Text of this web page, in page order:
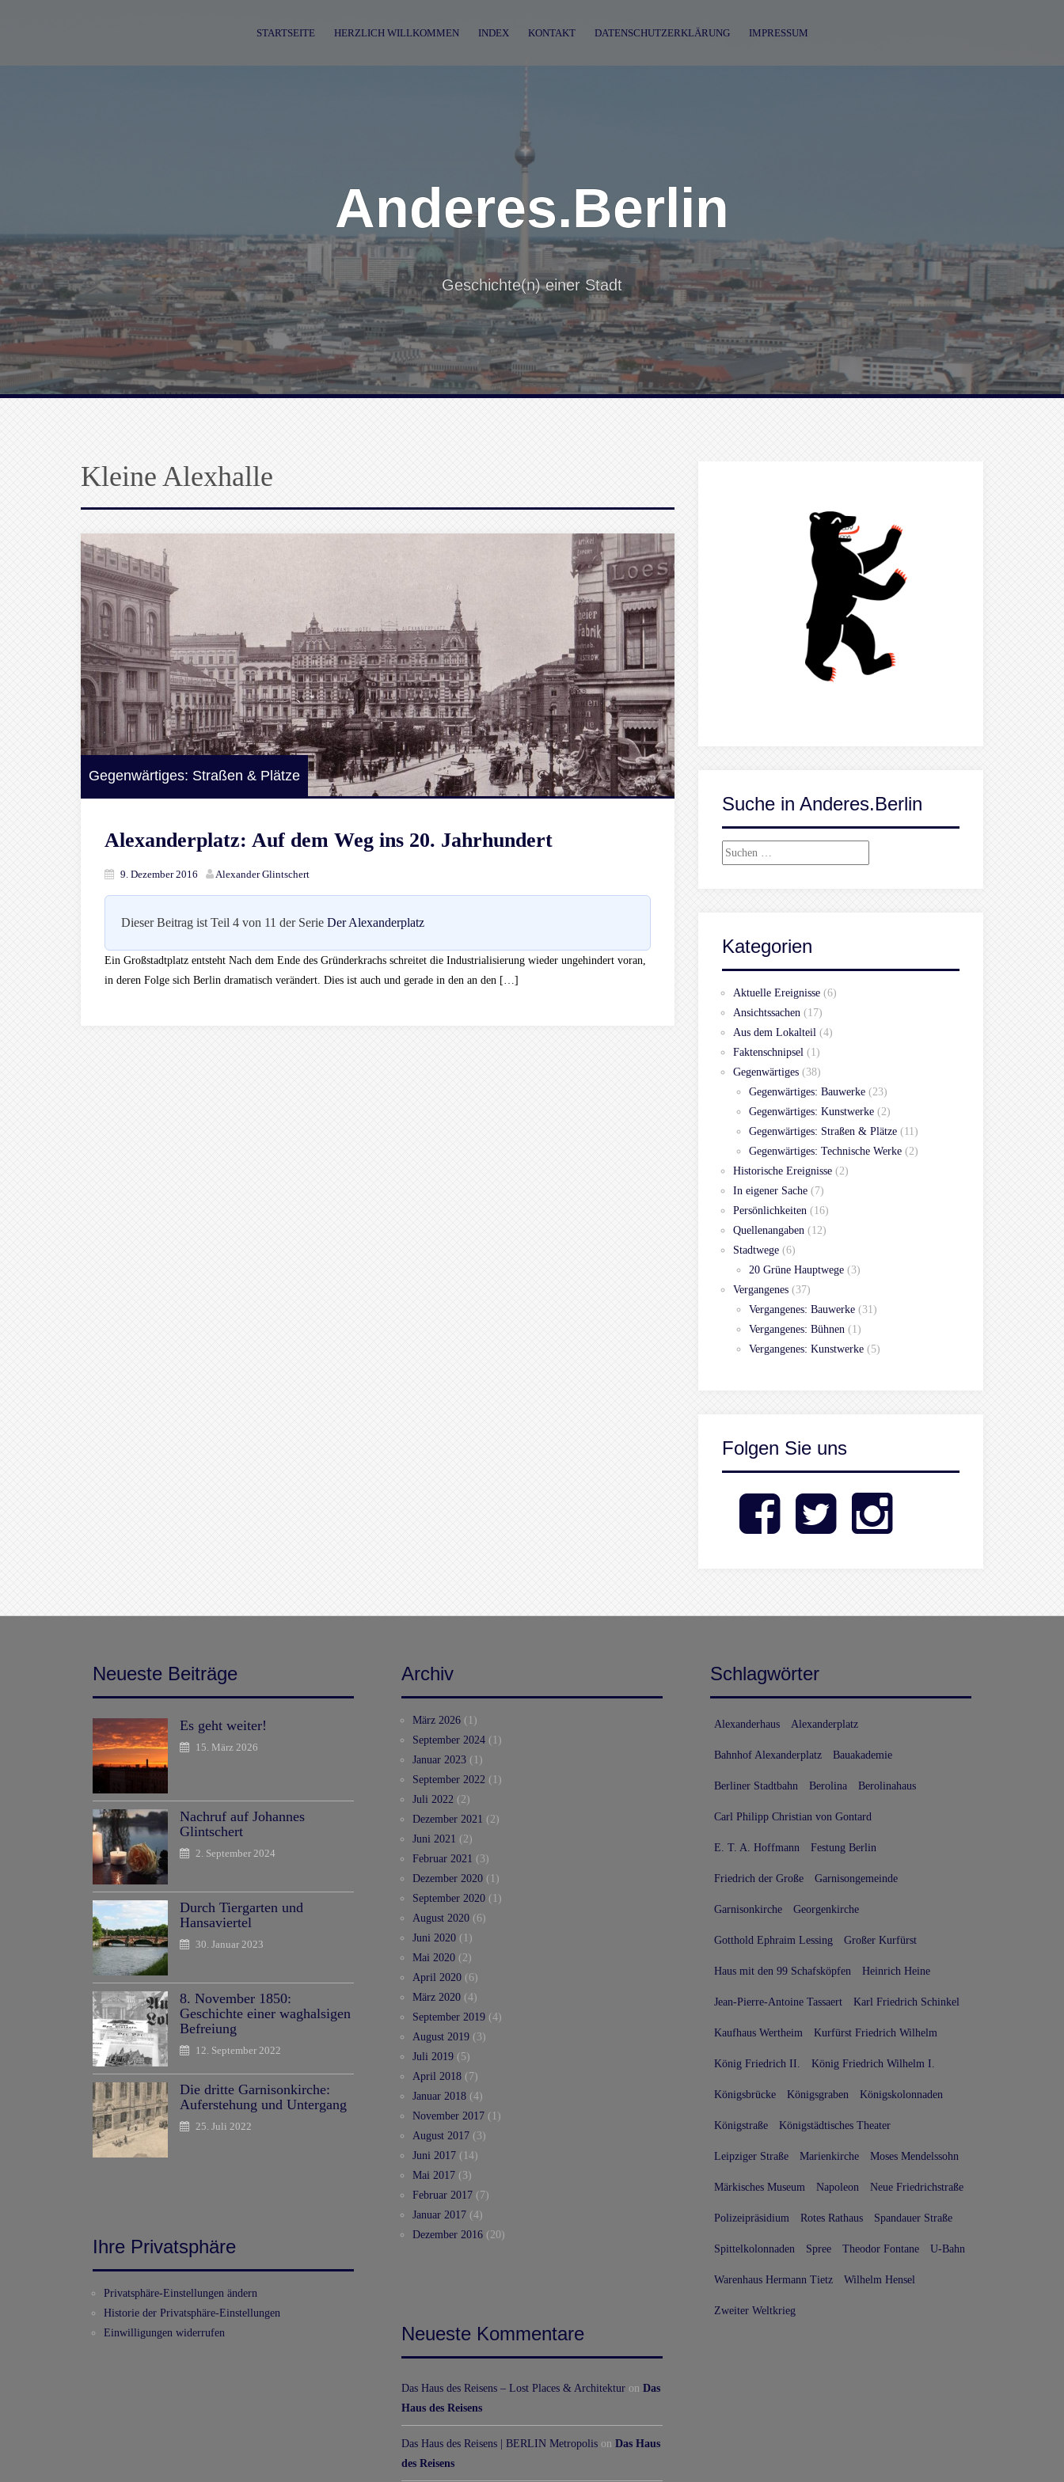
STARTSEITE HERZLICH WILLKOMMEN INDEX KONTAKT DATENSCHUTZERKLÄRUNG IMPRESSUM
Anderes.Berlin
Geschichte(n) einer Stadt
Kleine Alexhalle
Gegenwärtiges: Straßen & Plätze
Alexanderplatz: Auf dem Weg ins 20. Jahrhundert
9. Dezember 2016 Alexander Glintschert
Dieser Beitrag ist Teil 4 von 11 der Serie Der Alexanderplatz
Ein Großstadtplatz entsteht Nach dem Ende des Gründerkrachs schreitet die Industrialisierung wieder ungehindert voran,
in deren Folge sich Berlin dramatisch verändert. Dies ist auch und gerade in den an den […]
Suche in Anderes.Berlin
Suchen
Kategorien
Aktuelle Ereignisse (6)
Ansichtssachen (17)
Aus dem Lokalteil (4)
Faktenschnipsel (1)
Gegenwärtiges (38)
Gegenwärtiges: Bauwerke (23)
Gegenwärtiges: Kunstwerke (2)
Gegenwärtiges: Straßen & Plätze (11)
Gegenwärtiges: Technische Werke (2)
Historische Ereignisse (2)
In eigener Sache (7)
Persönlichkeiten (16)
Quellenangaben (12)
Stadtwege (6)
20 Grüne Hauptwege (3)
Vergangenes (37)
Vergangenes: Bauwerke (31)
Vergangenes: Bühnen (1)
Vergangenes: Kunstwerke (5)
Folgen Sie uns
Facebook Twitter Instagram
Neueste Beiträge
Es geht weiter!
15. März 2026
Nachruf auf Johannes
Glintschert
2. September 2024
Durch Tiergarten und
Hansaviertel
30. Januar 2023
8. November 1850:
Geschichte einer waghalsigen
Befreiung
12. September 2022
Die dritte Garnisonkirche:
Auferstehung und Untergang
25. Juli 2022
Ihre Privatsphäre
Privatsphäre-Einstellungen ändern
Historie der Privatsphäre-Einstellungen
Einwilligungen widerrufen
Archiv
März 2026 (1)
September 2024 (1)
Januar 2023 (1)
September 2022 (1)
Juli 2022 (2)
Dezember 2021 (2)
Juni 2021 (2)
Februar 2021 (3)
Dezember 2020 (1)
September 2020 (1)
August 2020 (6)
Juni 2020 (1)
Mai 2020 (2)
April 2020 (6)
März 2020 (4)
September 2019 (4)
August 2019 (3)
Juli 2019 (5)
April 2018 (7)
Januar 2018 (4)
November 2017 (1)
August 2017 (3)
Juni 2017 (14)
Mai 2017 (3)
Februar 2017 (7)
Januar 2017 (4)
Dezember 2016 (20)
Neueste Kommentare
Das Haus des Reisens – Lost Places & Architektur on Das
Haus des Reisens
Das Haus des Reisens | BERLIN Metropolis on Das Haus
des Reisens
Schlagwörter
Alexanderhaus Alexanderplatz
Bahnhof Alexanderplatz Bauakademie
Berliner Stadtbahn Berolina Berolinahaus
Carl Philipp Christian von Gontard
E. T. A. Hoffmann Festung Berlin
Friedrich der Große Garnisongemeinde
Garnisonkirche Georgenkirche
Gotthold Ephraim Lessing Großer Kurfürst
Haus mit den 99 Schafsköpfen Heinrich Heine
Jean-Pierre-Antoine Tassaert Karl Friedrich Schinkel
Kaufhaus Wertheim Kurfürst Friedrich Wilhelm
König Friedrich II. König Friedrich Wilhelm I.
Königsbrücke Königsgraben Königskolonnaden
Königstraße Königstädtisches Theater
Leipziger Straße Marienkirche Moses Mendelssohn
Märkisches Museum Napoleon Neue Friedrichstraße
Polizeipräsidium Rotes Rathaus Spandauer Straße
Spittelkolonnaden Spree Theodor Fontane U-Bahn
Warenhaus Hermann Tietz Wilhelm Hensel
Zweiter Weltkrieg